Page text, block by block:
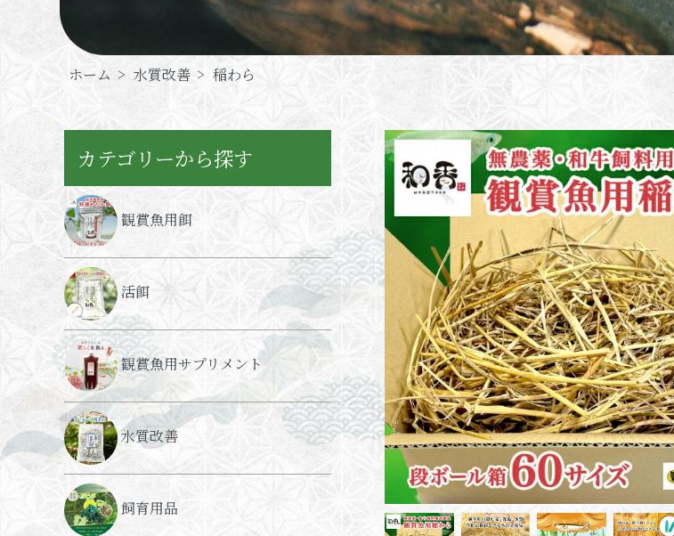
ホーム > 水質改善 > 稲わら
カテゴリーから探す
観賞魚用餌
活餌
観賞魚用サプリメント
水質改善
飼育用品